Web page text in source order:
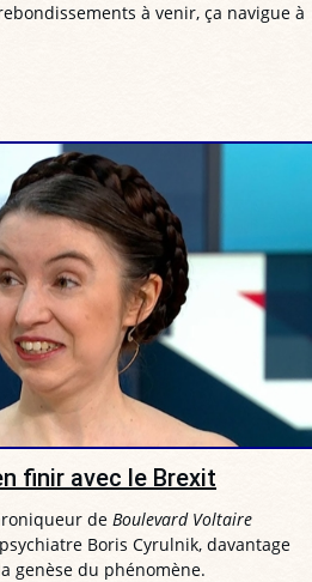
à venir, ça navigue à
finir avec le Brexit
de Boulevard Voltaire
Boris Cyrulnik, davantage
genèse du phénomène.